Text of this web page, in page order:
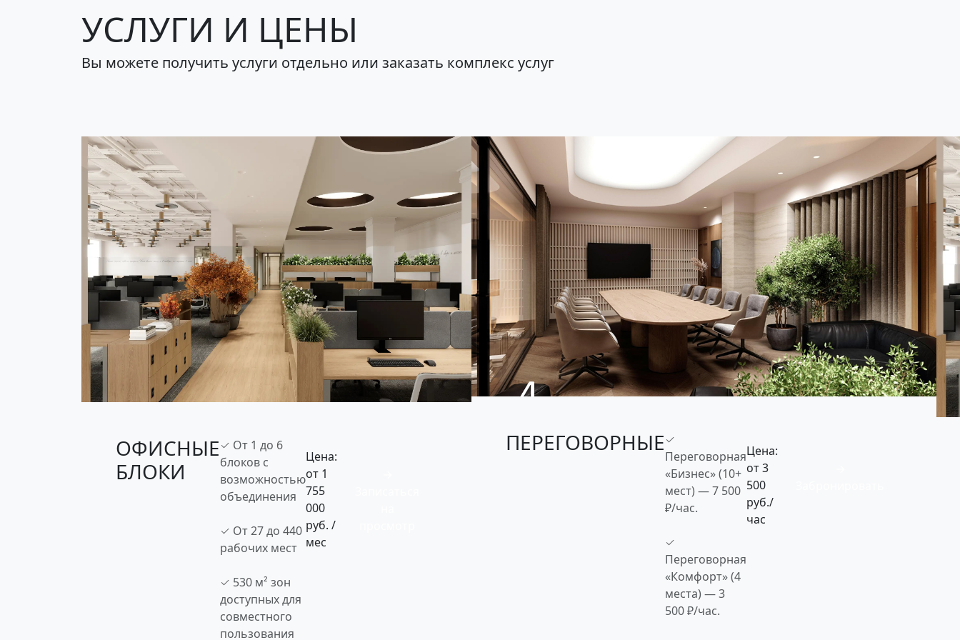
УСЛУГИ И ЦЕНЫ
Вы можете получить услуги отдельно или заказать комплекс услуг
ОФИСНЫЕ
БЛОКИ
✓ От 1 до 6
блоков с
возможностью
объединения
✓ От 27 до 440
рабочих мест
✓ 530 м² зон
доступных для
совместного
пользования
Цена:
от 1
755
000
руб. /
мес
ПЕРЕГОВОРНЫЕ✓
Переговорная
«Бизнес» (10+
мест) — 7 500
₽/час.
✓
Переговорная
«Комфорт» (4
места) — 3
500 ₽/час.
Цена:
от 3
500
руб./
час